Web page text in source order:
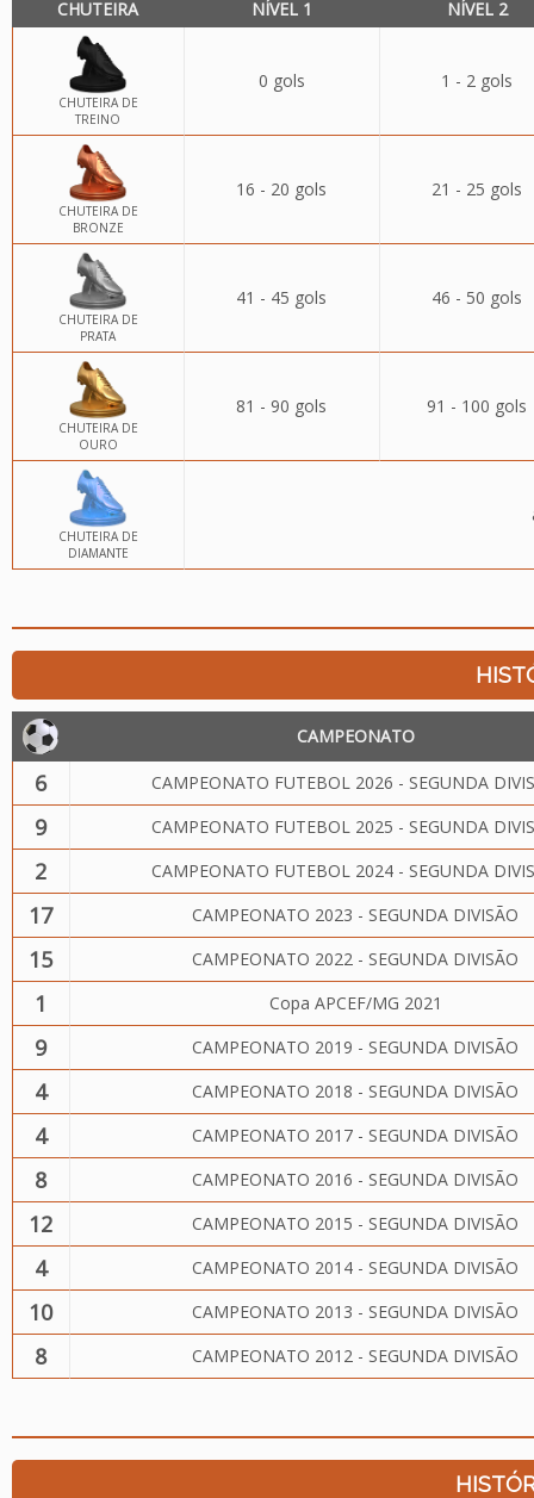
CHUTEIRA NÍVEL 1 NÍVEL 2
CHUTEIRA DE
TREINO
0 gols 1 - 2 gols
CHUTEIRA DE
BRONZE
16 - 20 gols 21 - 25 gols
CHUTEIRA DE
PRATA
41 - 45 gols 46 - 50 gols
CHUTEIRA DE
OURO
81 - 90 gols 91 - 100 gols
CHUTEIRA DE
DIAMANTE
CAMPEONATO
6 CAMPEONATO FUTEBOL 2026 - SEGUNDA
9 CAMPEONATO FUTEBOL 2025 - SEGUNDA
2 CAMPEONATO FUTEBOL 2024 - SEGUNDA
17 CAMPEONATO 2023 - SEGUNDA DIVISÃO
15 CAMPEONATO 2022 - SEGUNDA DIVISÃO
1 Copa APCEF/MG 2021
9 CAMPEONATO 2019 - SEGUNDA DIVISÃO
4 CAMPEONATO 2018 - SEGUNDA DIVISÃO
4 CAMPEONATO 2017 - SEGUNDA DIVISÃO
8 CAMPEONATO 2016 - SEGUNDA DIVISÃO
12 CAMPEONATO 2015 - SEGUNDA DIVISÃO
4 CAMPEONATO 2014 - SEGUNDA DIVISÃO
10 CAMPEONATO 2013 - SEGUNDA DIVISÃO
8 CAMPEONATO 2012 - SEGUNDA DIVISÃO